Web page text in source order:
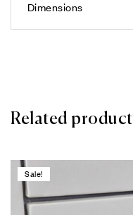
Dimensions
Related
Sale!